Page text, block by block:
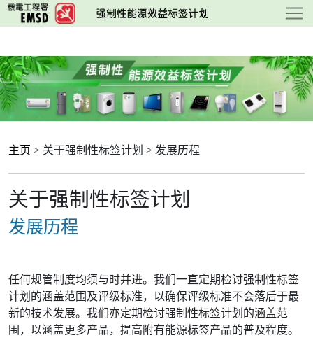
跳
至
要
內
容
主页 > 关于强制性标签计划 > 发展历程
关于强制性标签计划
发展历程
任何规管制度均须与时并进。我们一直定期检讨强制性标签
计划的涵盖范围及评级标准，以确保评级标准不会落后于最
新的技术发展。我们亦定期检讨强制性标签计划的涵盖范
围，以涵盖更多产品，提高附有能源标签产品的普及程度。